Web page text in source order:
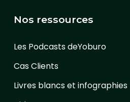
Nos ressources
Les Podcasts deYoburo
Cas Clients
Livres blancs et infographies